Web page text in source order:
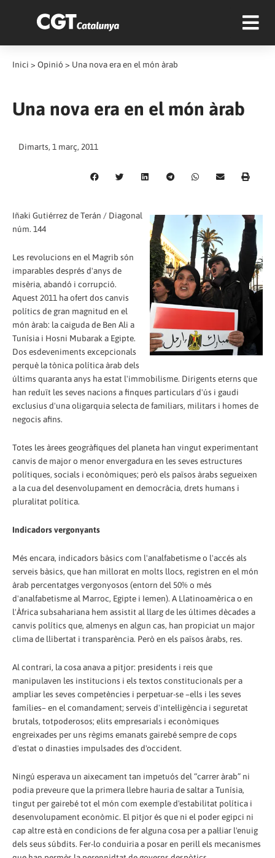
Inici > Opinió > Una nova era en el món àrab
Una nova era en el món àrab
Dimarts, 1 març, 2011
Iñaki Gutiérrez de Terán / Diagonal
núm. 144
Les revolucions en el Magrib són
imparables després d'anys de
misèria, abandó i corrupció.
Aquest 2011 ha ofert dos canvis
polítics de gran magnitud en el
món àrab: la caiguda de Ben Ali a
Tunísia i Hosni Mubarak a Egipte.
Dos esdeveniments excepcionals
perquè la tònica política àrab dels
últims quaranta anys ha estat l'immobilisme. Dirigents eterns que
han reduït les seves nacions a finques particulars d'ús i gaudi
exclusius d'una oligarquia selecta de familiars, militars i homes de
negocis afins.
Totes les àrees geogràfiques del planeta han vingut experimentant
canvis de major o menor envergadura en les seves estructures
polítiques, socials i econòmiques; però els països àrabs segueixen
a la cua del desenvolupament en democràcia, drets humans i
pluralitat política.
Indicadors vergonyants
Més encara, indicadors bàsics com l'analfabetisme o l'accés als
serveis bàsics, que han millorat en molts llocs, registren en el món
àrab percentatges vergonyosos (entorn del 50% o més
d'analfabetisme al Marroc, Egipte i Iemen). A Llatinoamèrica o en
l'Àfrica subsahariana hem assistit al llarg de les últimes dècades a
canvis polítics que, almenys en algun cas, han propiciat un major
clima de llibertat i transparència. Però en els països àrabs, res.
Al contrari, la cosa anava a pitjor: presidents i reis que
manipulaven les institucions i els textos constitucionals per a
ampliar les seves competències i perpetuar-se –ells i les seves
famílies– en el comandament; serveis d'intel·ligència i seguretat
brutals, totpoderosos; elits empresarials i econòmiques
engreixades per uns règims emanats gairebé sempre de cops
d'estat o dinasties impulsades des d'occident.
Ningú esperava un aixecament tan impetuós del “carrer àrab” ni
podia preveure que la primera llebre hauria de saltar a Tunísia,
tingut per gairebé tot el món com exemple d'estabilitat política i
desenvolupament econòmic. El pitjor és que ni el poder egipci ni
cap altre està en condicions de fer alguna cosa per a pal·liar l'enuig
dels seus súbdits. Fer-lo conduiria a posar en perill els mecanismes